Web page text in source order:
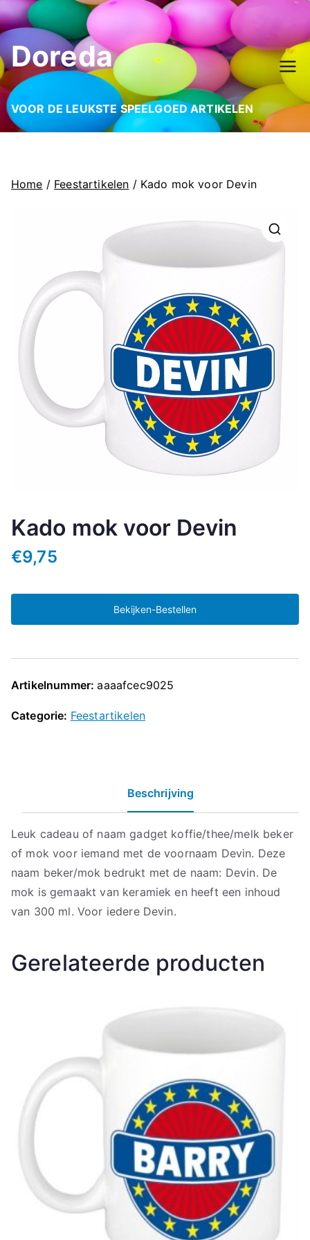
Ga
naar
de
inhoud
Doreda
VOOR DE LEUKSTE SPEELGOED ARTIKELEN
Home / Feestartikelen / Kado mok voor Devin
Kado mok voor Devin
€9,75
Bekijken-Bestellen
Artikelnummer:aaaafcec9025
Categorie: Feestartikelen
Beschrijving
Leuk cadeau of naam gadget koffie/thee/melk beker
of mok voor iemand met de voornaam Devin. Deze
naam beker/mok bedrukt met de naam: Devin. De
mok is gemaakt van keramiek en heeft een inhoud
van 300 ml. Voor iedere Devin.
Gerelateerde producten